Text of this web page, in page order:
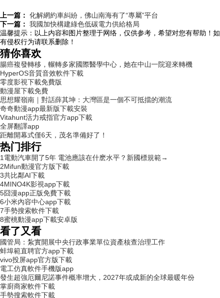
上一篇： 化解網約車糾紛，佛山南海有了“專屬”平台
下一篇： 我國加快構建綠色低碳電力供給格局
温馨提示： 以上内容和图片整理于网络，仅供参考，希望对您有帮助！如
有侵权行为请联系删除！
猜你喜欢
腸癌複發轉移，輾轉多家國際醫學中心，她在中山一院迎來轉機
HyperOS音質音效軟件下載
零度影視下載免費版
動漫屋下載免費
思想耀嶺南｜對話薛其坤：大灣區是一個不可抵擋的潮流
奇奇動漫app最新版下載安裝
Vitahunt活力戒指官方app下載
全屏翻譯app
距離開幕式僅6天，茂名準備好了！
热门排行
1 電動汽車開了5年 電池應該在什麽水平？新國標規範→
2Mifun動漫官方版下載
3共比鄰AI下載
4MINO4K影視app下載
5囧漫app正版免費下載
6小米內容中心app下載
7手勢搜索軟件下載
8蜜桃動漫app下載安卓版
看了又看
國管局：紮實開展中央行政事業單位資產核查治理工作
蚌埠範直聘官方app下載
vivo投屏app官方版下載
電工仿真軟件手機版app
發生超強厄爾尼諾事件概率增大，2027年或成新的全球最暖年份
掌廚商家軟件下載
手勢搜索軟件下載